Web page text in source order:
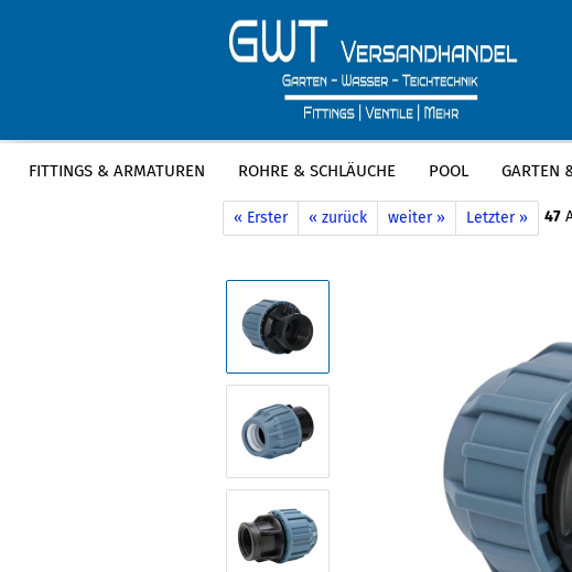
FITTINGS & ARMATUREN ROHRE & SCHLÄUCHE POOL GARTEN
Startseite » Fittings & Armaturen » PP
« Erster « zurück weiter » Letzter » 47